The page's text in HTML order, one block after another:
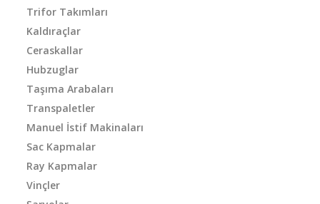
Trifor Takımları
Kaldıraçlar
Ceraskallar
Hubzuglar
Taşıma Arabaları
Transpaletler
Manuel İstif Makinaları
Sac Kapmalar
Ray Kapmalar
Vinçler